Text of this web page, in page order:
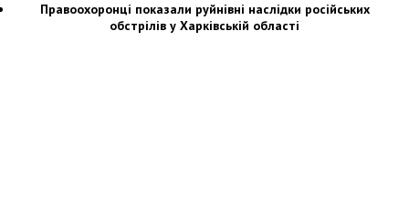
Правоохоронці показали руйнівні наслідки російських
обстрілів у Харківській області